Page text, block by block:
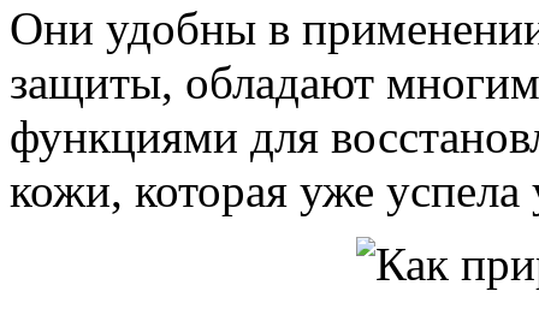
Они удобны в
защиты, обладают
функциями для
кожи, которая уже успела